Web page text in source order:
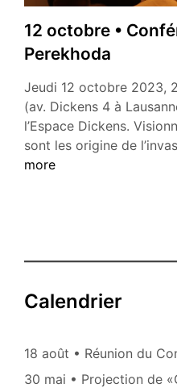
Ukraine
12 octobre •
Perekhoda
Jeudi 12 octobre 2023,
(av. Dickens 4 à
l’Espace Dickens.
sont les origine de
more
Calendrier
18 août • Réunion du
30 mai • Projection de